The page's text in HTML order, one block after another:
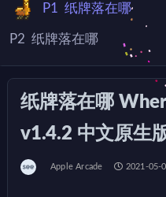
P1 纸牌落在哪
P2 纸牌落在哪
纸牌落在哪
v1.4.2 中文原生
Apple Arcade 2021-05-